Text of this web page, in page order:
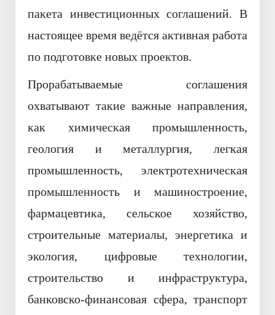
пакета инвестиционных соглашений. В
настоящее время ведётся активная работа
по подготовке новых проектов.
Прорабатываемые соглашения
охватывают такие важные направления,
как химическая промышленность,
геология и металлургия, легкая
промышленность, электротехническая
промышленность и машиностроение,
фармацевтика, сельское хозяйство,
строительные материалы, энергетика и
экология, цифровые технологии,
строительство и инфраструктура,
банковско-финансовая сфера, транспорт